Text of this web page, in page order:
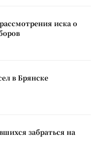
иска о
в Брянске
забраться на